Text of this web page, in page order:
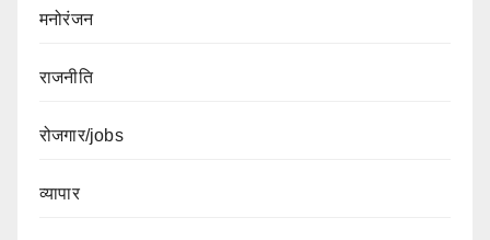
मनोरंजन
राजनीति
रोजगार/jobs
व्यापार